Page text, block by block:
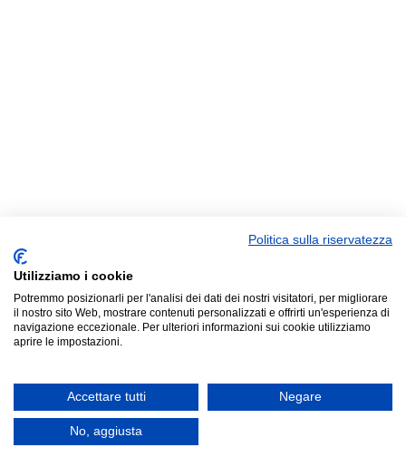
Politica sulla riservatezza
Utilizziamo i cookie
Potremmo posizionarli per l'analisi dei dati dei nostri visitatori, per migliorare
il nostro sito Web, mostrare contenuti personalizzati e offrirti un'esperienza di
navigazione eccezionale. Per ulteriori informazioni sui cookie utilizziamo
aprire le impostazioni.
Accettare tutti Negare
No, aggiusta